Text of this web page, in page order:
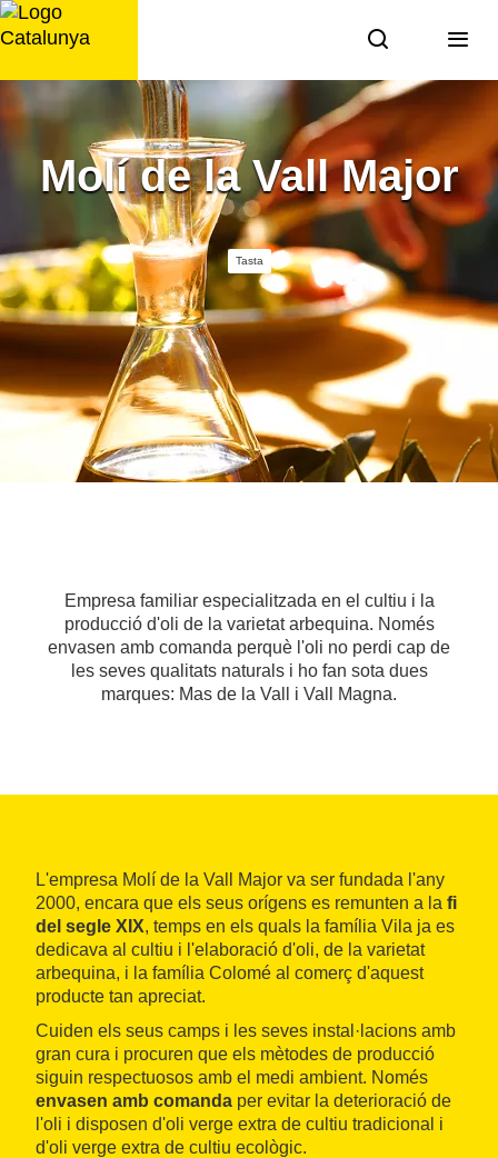
Saltar
al
Molí de la Vall Major
Tasta
Empresa familiar especialitzada en el cultiu i la
producció d'oli de la varietat arbequina. Només
envasen amb comanda perquè l'oli no perdi cap de
les seves qualitats naturals i ho fan sota dues
marques: Mas de la Vall i Vall Magna.
L'empresa Molí de la Vall Major va ser fundada l'any
2000, encara que els seus orígens es remunten a la fi
del segle XIX, temps en els quals la família Vila ja es
dedicava al cultiu i l'elaboració d'oli, de la varietat
arbequina, i la família Colomé al comerç d'aquest
producte tan apreciat.
Cuiden els seus camps i les seves instal·lacions amb
gran cura i procuren que els mètodes de producció
siguin respectuosos amb el medi ambient. Només
envasen amb comanda per evitar la deterioració de
l'oli i disposen d'oli verge extra de cultiu tradicional i
d'oli verge extra de cultiu ecològic.